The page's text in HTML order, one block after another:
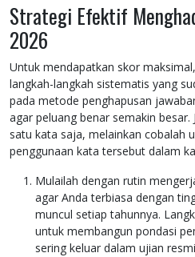
Strategi Efektif
2026
Untuk mendapatkan skor
langkah-langkah sistematis yang
pada metode penghapusan
agar peluang benar semakin besar.
satu kata saja, melainkan cobalah
penggunaan kata tersebut dalam
Mulailah dengan rutin
agar Anda terbiasa dengan
muncul setiap tahunnya.
untuk membangun pondasi
sering keluar dalam ujian